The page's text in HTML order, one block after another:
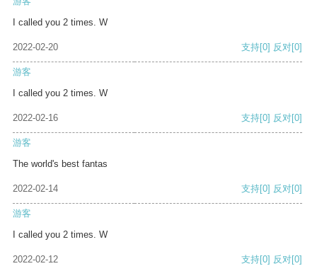
I called you 2 times. W
2022-02-20 支持[0] 反对[0]
游客
I called you 2 times. W
2022-02-16 支持[0] 反对[0]
游客
The world's best fantas
2022-02-14 支持[0] 反对[0]
游客
I called you 2 times. W
2022-02-12 支持[0] 反对[0]